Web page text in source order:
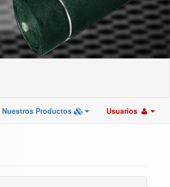
Nuestros Productos Usuarios